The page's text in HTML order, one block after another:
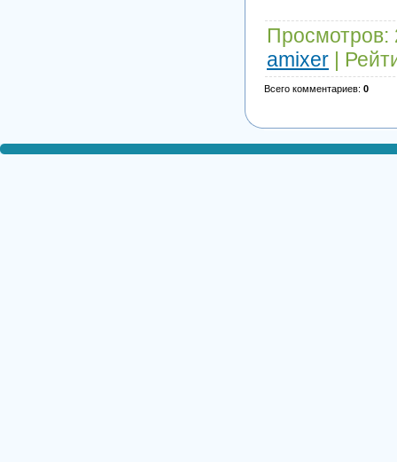
Просмотров:
amixer |
Всего комментариев: 0